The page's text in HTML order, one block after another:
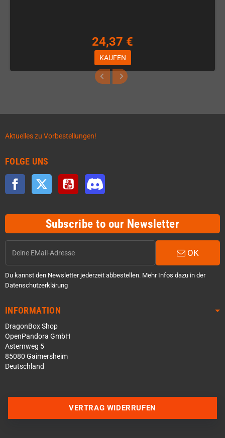
24,37 €
KAUFEN
Aktuelles zu Vorbestellungen!
FOLGE UNS
Facebook Twitter YouTube
Subscribe to our Newsletter
OK
Du kannst den Newsletter jederzeit abbestellen. Mehr Infos dazu in der
Datenschutzerklärung
INFORMATION
DragonBox Shop
OpenPandora GmbH
Asternweg 5
85080 Gaimersheim
Deutschland
Über WhatsApp schreiben
VERTRAG WIDERRUFEN